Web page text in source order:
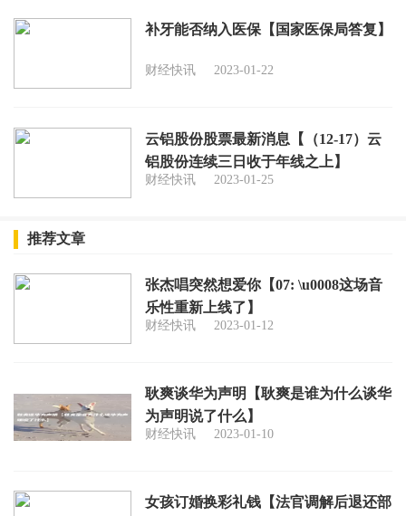
补牙能否纳入医保【国家医保局答复】
财经快讯 2023-01-22
云铝股份股票最新消息【（12-17）云
铝股份连续三日收于年线之上】
财经快讯 2023-01-25
推荐文章
张杰唱突然想爱你【07: \u0008这场音
乐性重新上线了】
财经快讯 2023-01-12
耿爽谈华为声明【耿爽是谁为什么谈华
为声明说了什么】
财经快讯 2023-01-10
女孩订婚换彩礼钱【法官调解后退还部